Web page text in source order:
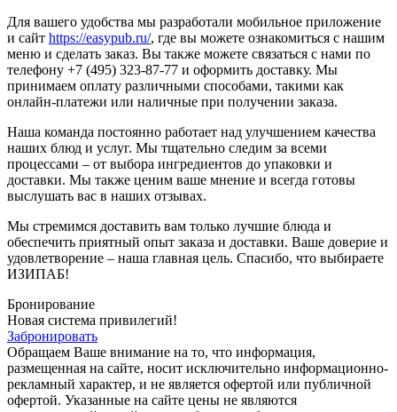
Для вашего удобства мы разработали мобильное приложение
и сайт https://easypub.ru/, где вы можете ознакомиться с нашим
меню и сделать заказ. Вы также можете связаться с нами по
телефону +7 (495) 323-87-77 и оформить доставку. Мы
принимаем оплату различными способами, такими как
онлайн-платежи или наличные при получении заказа.
Наша команда постоянно работает над улучшением качества
наших блюд и услуг. Мы тщательно следим за всеми
процессами – от выбора ингредиентов до упаковки и
доставки. Мы также ценим ваше мнение и всегда готовы
выслушать вас в наших отзывах.
Мы стремимся доставить вам только лучшие блюда и
обеспечить приятный опыт заказа и доставки. Ваше доверие и
удовлетворение – наша главная цель. Спасибо, что выбираете
ИЗИПАБ!
Бронирование
Новая система привилегий!
Забронировать
Обращаем Ваше внимание на то, что информация,
размещенная на сайте, носит исключительно информационно-
рекламный характер, и не является офертой или публичной
офертой. Указанные на сайте цены не являются